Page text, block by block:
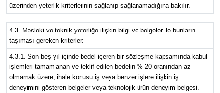
üzerinden yeterlik kriterlerinin sağlanıp sağlanamadığına bakılır.
4.3. Mesleki ve teknik yeterliğe ilişkin bilgi ve belgeler ile bunların
taşıması gereken kriterler:
4.3.1. Son beş yıl içinde bedel içeren bir sözleşme kapsamında kabul
işlemleri tamamlanan ve teklif edilen bedelin % 20 oranından az
olmamak üzere, ihale konusu iş veya benzer işlere ilişkin iş
deneyimini gösteren belgeler veya teknolojik ürün deneyim belgesi.